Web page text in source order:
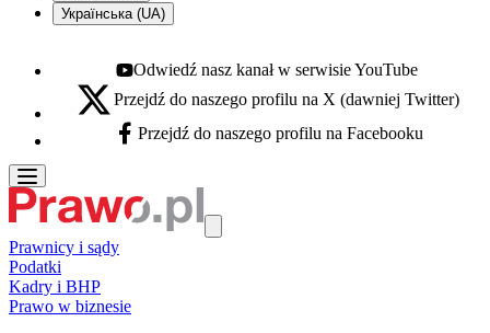
Українська (UA)
Youtube - otwiera się w nowej karcie
Odwiedź nasz kanał w serwisie YouTube
X - otwiera się w nowej karcie
Przejdź do naszego profilu na X (dawniej Twitter)
Facebook - otwiera się w nowej karcie
Przejdź do naszego profilu na Facebooku
Prawnicy i sądy
Podatki
Kadry i BHP
Prawo w biznesie